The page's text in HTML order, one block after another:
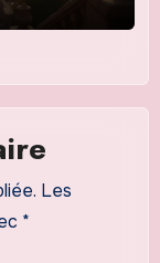
Les
*